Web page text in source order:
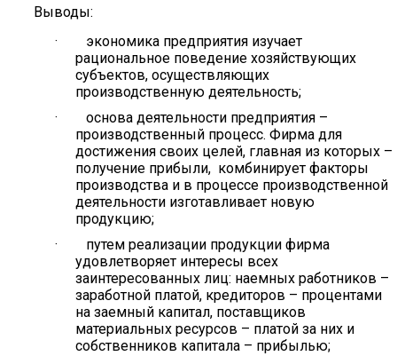
Выводы:
· экономика предприятия изучает
рациональное поведение хозяйствующих
субъектов, осуществляющих
производственную деятельность;
· основа деятельности предприятия –
производственный процесс. Фирма для
достижения своих целей, главная из которых –
получение прибыли, комбинирует факторы
производства и в процессе производственной
деятельности изготавливает новую
продукцию;
· путем реализации продукции фирма
удовлетворяет интересы всех
заинтересованных лиц: наемных работников –
заработной платой, кредиторов – процентами
на заемный капитал, поставщиков
материальных ресурсов – платой за них и
собственников капитала – прибылью;